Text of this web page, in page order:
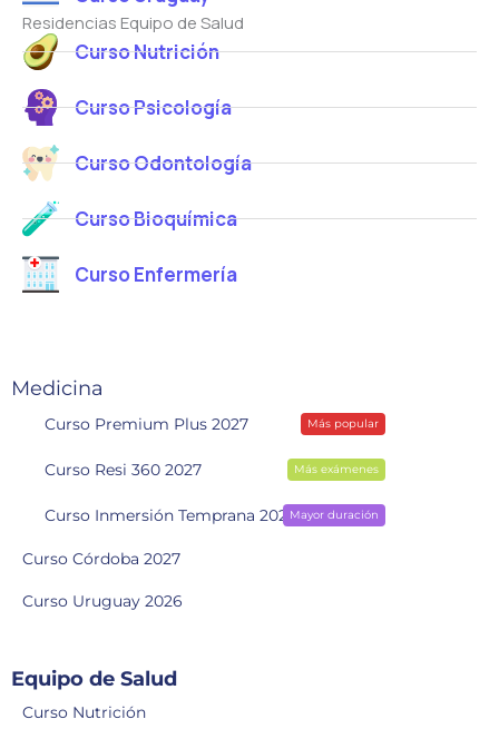
Residencias Equipo de Salud
Curso Nutrición
Curso Psicología
Curso Odontología
Curso Bioquímica
Curso Enfermería
Medicina
Curso Premium Plus 2027 Más popular
Curso Resi 360 2027 Más exámenes
Curso Inmersión Temprana 2028Mayor duración
Curso Córdoba 2027
Curso Uruguay 2026
Equipo de Salud
Curso Nutrición